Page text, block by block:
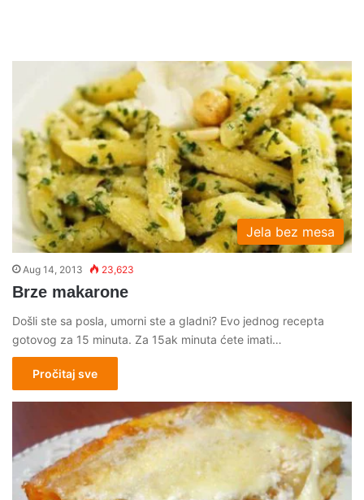
Jela bez mesa
Aug 14, 2013 23,623
Brze makarone
Došli ste sa posla, umorni ste a gladni? Evo jednog recepta
gotovog za 15 minuta. Za 15ak minuta ćete imati…
Pročitaj sve